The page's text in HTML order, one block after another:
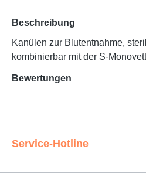
Beschreibung
Kanülen zur Blutentnahme,
kombinierbar mit der S-
Bewertungen
Service-Hotline